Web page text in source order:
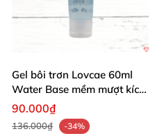
Gel bôi trơn Lovcae 60ml
Water Base mềm mượt kích
thích
90.000₫
136.000₫
-34%